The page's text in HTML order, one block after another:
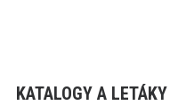
KATALOGY A LETÁKY